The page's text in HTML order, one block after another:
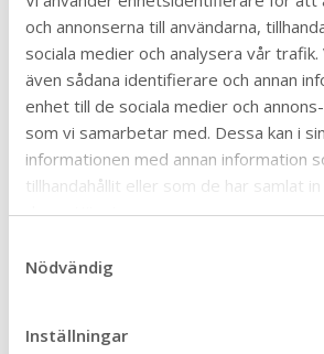
och annonserna till användarna,
sociala medier och analysera vår
även sådana identifierare och annan
enhet till de sociala medier och
som vi samarbetar med. Dessa kan i
informationen med annan information
tillhandahållit eller som de har samlat
deras tjänster.
Nödvändig
Inställningar
Undersökning om
miljöpåverkan
Enligt framtagen undersökning
miljöpåverkan, daterad den 19
kommunens bedömning att
inte medför en betydande
Planprocessen